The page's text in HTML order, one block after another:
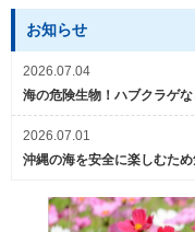
お知らせ
2026.07.04
海の危険生物！ハブクラゲな
2026.07.01
沖縄の海を安全に楽しむた